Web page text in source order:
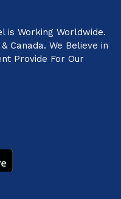
is Working Worldwide.
Canada. We Believe in
Provide For Our